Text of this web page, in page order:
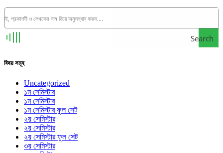
Search
বিষয় সমূহ
Uncategorized
১ম সেমিস্টার
১ম সেমিস্টার
১ম সেমিস্টার ফুল সেট
২য় সেমিস্টার
২য় সেমিস্টার
২য় সেমিস্টার ফুল সেট
৩য় সেমিস্টার